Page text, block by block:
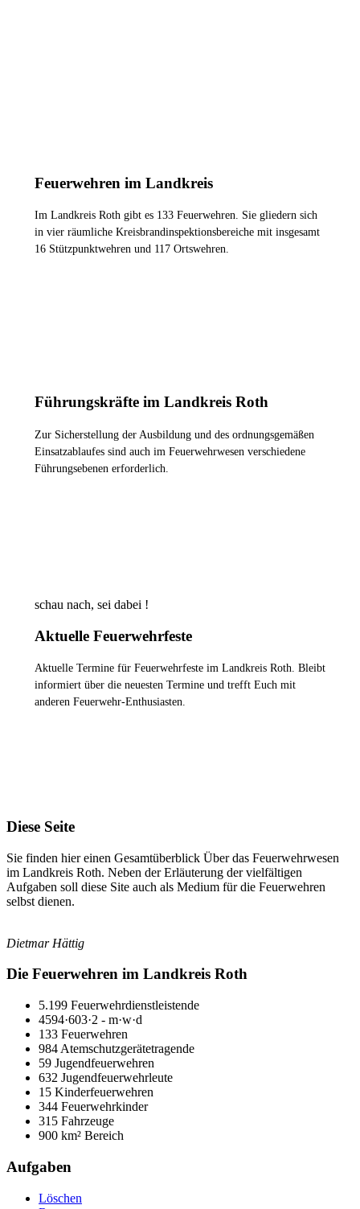
Feuerwehren im Landkreis
Im Landkreis Roth gibt es 133 Feuerwehren. Sie gliedern sich
in vier räumliche Kreisbrandinspektionsbereiche mit insgesamt
16 Stützpunktwehren und 117 Ortswehren.
Führungskräfte im Landkreis Roth
Zur Sicherstellung der Ausbildung und des ordnungsgemäßen
Einsatzablaufes sind auch im Feuerwehrwesen verschiedene
Führungsebenen erforderlich.
schau nach, sei dabei !
Aktuelle Feuerwehrfeste
Aktuelle Termine für Feuerwehrfeste im Landkreis Roth. Bleibt
informiert über die neuesten Termine und trefft Euch mit
anderen Feuerwehr-Enthusiasten.
Diese Seite
Sie finden hier einen Gesamtüberblick Über das Feuerwehrwesen
im Landkreis Roth. Neben der Erläuterung der vielfältigen
Aufgaben soll diese Site auch als Medium für die Feuerwehren
selbst dienen.
Dietmar Hättig
Die Feuerwehren im Landkreis Roth
5.199 Feuerwehrdienstleistende
4594·603·2 - m·w·d
133 Feuerwehren
984 Atemschutzgerätetragende
59 Jugendfeuerwehren
632 Jugendfeuerwehrleute
15 Kinderfeuerwehren
344 Feuerwehrkinder
315 Fahrzeuge
900 km² Bereich
Aufgaben
Löschen